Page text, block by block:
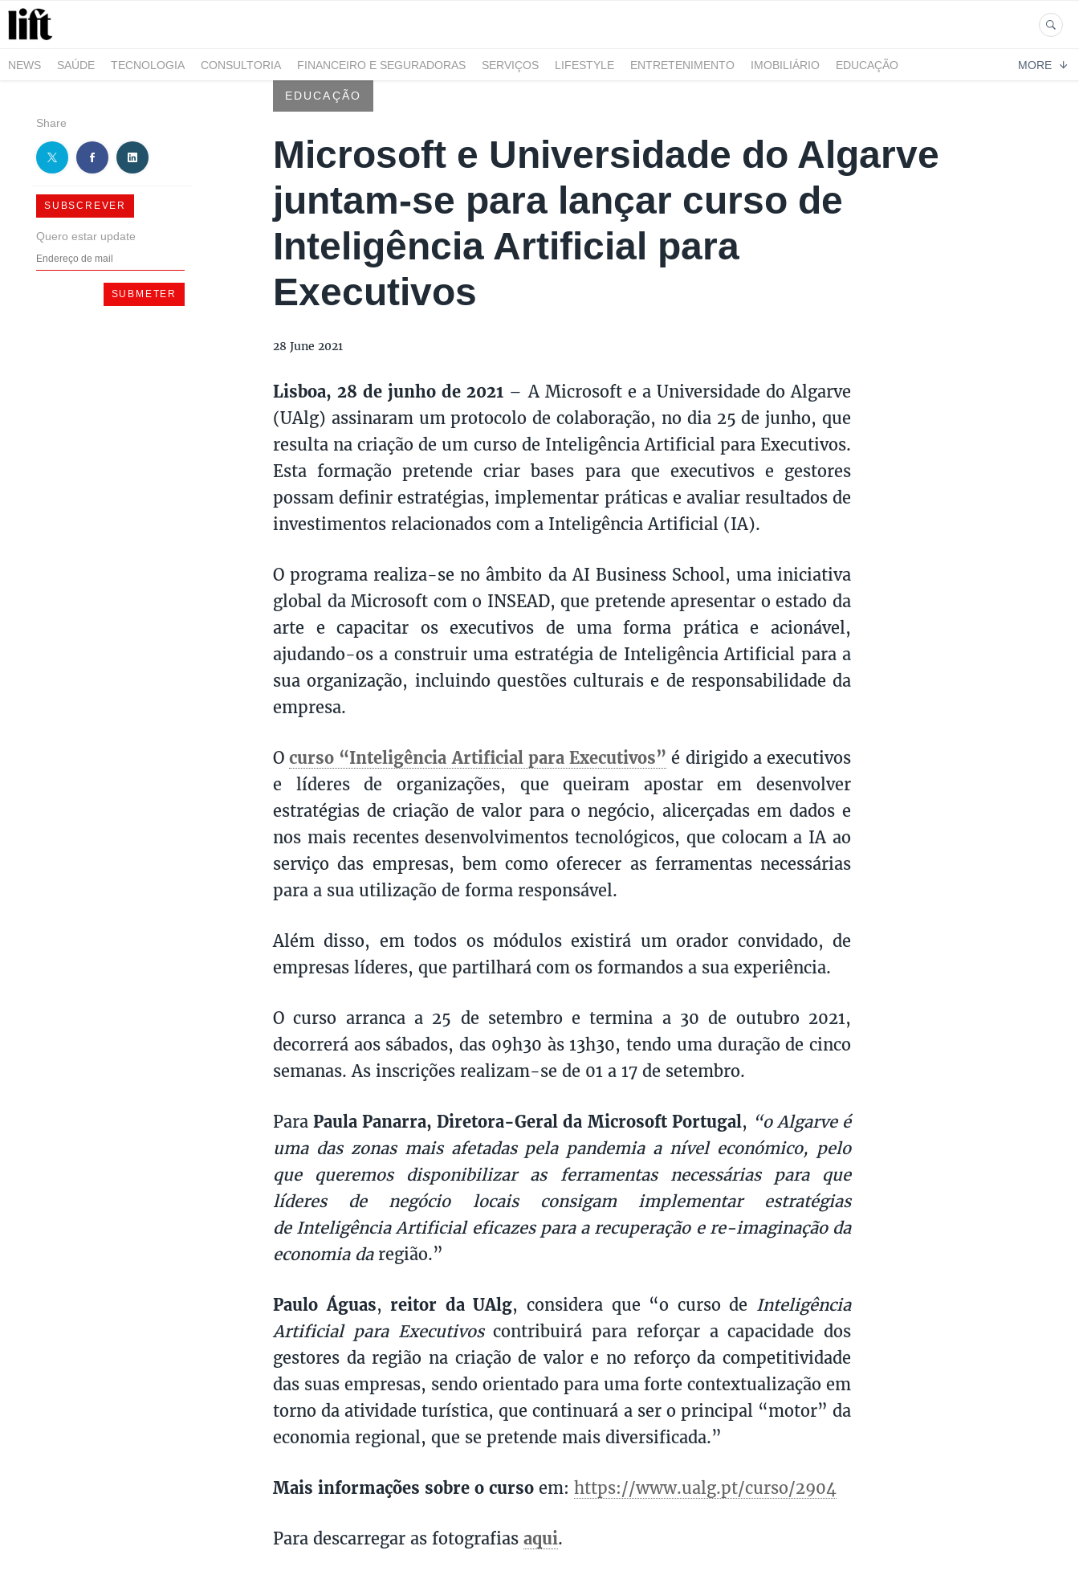
NEWS SAÚDE TECNOLOGIA CONSULTORIA FINANCEIRO E SEGURADORAS SERVIÇOS LIFESTYLE ENTRETENIMENTO IMOBILIÁRIO
EDUCAÇÃO
ARQUITETURA
MORE
Share
SUBSCREVER
Quero estar update
EDUCAÇÃO
Microsoft e Universidade do Algarve
juntam-se para lançar curso de
Inteligência Artificial para
Executivos
28 June 2021
Lisboa, 28 de junho de 2021 – A Microsoft e a Universidade do Algarve
(UAlg) assinaram um protocolo de colaboração, no dia 25 de junho, que
resulta na criação de um curso de Inteligência Artificial para Executivos.
Esta formação pretende criar bases para que executivos e gestores
possam definir estratégias, implementar práticas e avaliar resultados de
investimentos relacionados com a Inteligência Artificial (IA).
O programa realiza-se no âmbito da AI Business School, uma iniciativa
global da Microsoft com o INSEAD, que pretende apresentar o estado da
arte e capacitar os executivos de uma forma prática e acionável,
ajudando-os a construir uma estratégia de Inteligência Artificial para a
sua organização, incluindo questões culturais e de responsabilidade da
empresa.
Ocurso “Inteligência Artificial para Executivos” é dirigido a executivos
e líderes de organizações, que queiram apostar em desenvolver
estratégias de criação de valor para o negócio, alicerçadas em dados e
nos mais recentes desenvolvimentos tecnológicos, que colocam a IA ao
serviço das empresas, bem como oferecer as ferramentas necessárias
para a sua utilização de forma responsável.
Além disso, em todos os módulos existirá um orador convidado, de
empresas líderes, que partilhará com os formandos a sua experiência.
O curso arranca a 25 de setembro e termina a 30 de outubro 2021,
decorrerá aos sábados, das 09h30 às 13h30, tendo uma duração de cinco
semanas. As inscrições realizam-se de 01 a 17 de setembro.
ParaPaula Panarra, Diretora-Geral da Microsoft Portugal, “o Algarve é
uma das zonas mais afetadas pela pandemia a nível económico, pelo
que queremos disponibilizar as ferramentas necessárias para que
líderes de negócio locais consigam implementar estratégias
de Inteligência Artificial eficazes para a recuperação e re-imaginação da
economia da região.”
Paulo Águas, reitor da UAlg, considera que “o curso de Inteligência
Artificial para Executivoscontribuirá para reforçar a capacidade dos
gestores da região na criação de valor e no reforço da competitividade
das suas empresas, sendo orientado para uma forte contextualização em
torno da atividade turística, que continuará a ser o principal “motor” da
economia regional, que se pretende mais diversificada.”
Mais informações sobre o curso em: https://www.ualg.pt/curso/2904
Para descarregar as fotografias aqui.